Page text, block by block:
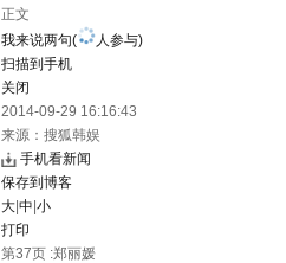
正文
我来说两句(
人参与)
扫描到手机
关闭
2014-09-29 16:16:43
来源： 搜狐韩娱
手机看新闻
保存到博客
大 中 小
打印
第37页 :郑丽媛